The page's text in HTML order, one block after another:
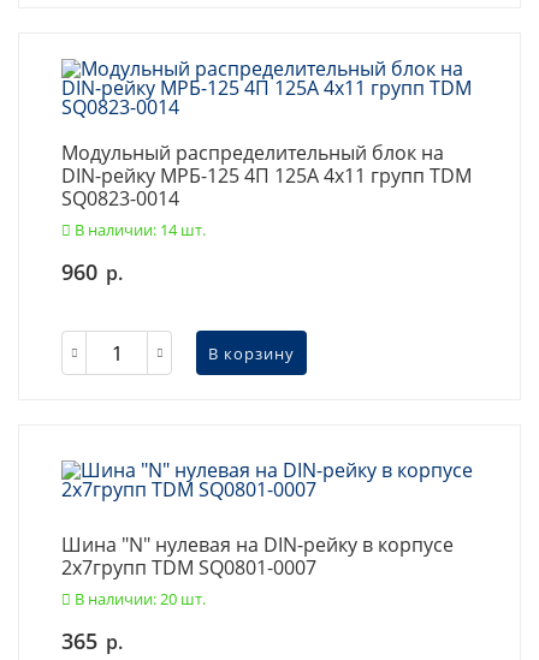
Модульный распределительный блок на
DIN-рейку МРБ-125 4П 125А 4х11 групп TDM
SQ0823-0014
В наличии: 14 шт.
960 р.
В корзину
Шина "N" нулевая на DIN-рейку в корпусе
2х7групп TDM SQ0801-0007
В наличии: 20 шт.
365 р.